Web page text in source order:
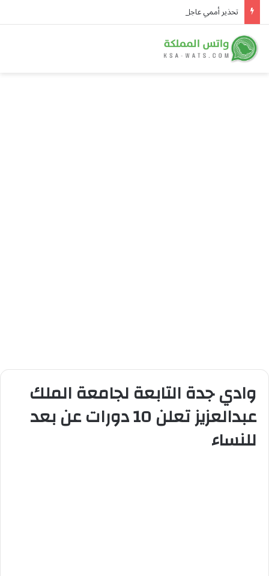
تحذير أممي عاجل من إيبولا في الكونغو.. 3,874 إصابة و1,751 وفاة
وادي جدة التابعة لجامعة الملك
عبدالعزيز تعلن 10 دورات عن بعد
للنساء